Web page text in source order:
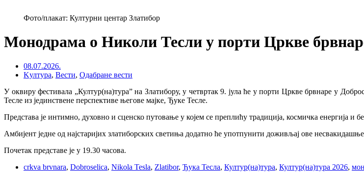
Фото/плакат: Културни центар Златибор
Монодрама о Николи Тесли у порти Цркве
08.07.2026.
Kултура, Вести, Одабране вести
У оквиру фестивала „Култур(на)тура” на Златибору, у четвртак 9. јула ће у порти Цркве брвнаре у
Тесле из јединствене перспективе његове мајке, Ђуке Тесле.
Представа је интимно, духовно и сценско путовање у којем се преплићу традиција, космичка енергија и
Амбијент једне од најстаријих златиборских светиња додатно ће употпунити доживљај ове
Почетак представе је у 19.30 часова.
crkva brvnara, Dobroselica, Nikola Tesla, Zlatibor, Ђука Тесла, Култур(на)тура, Култур(на)тура 2026,